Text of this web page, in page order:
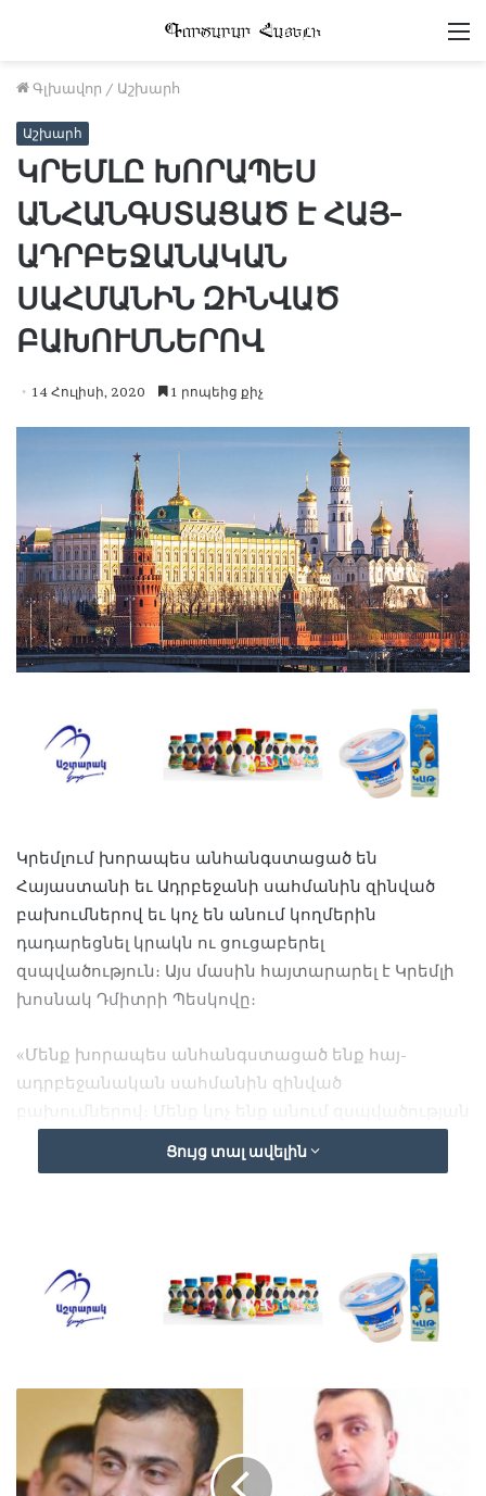
Գլխավոր / Աշխարհ
Աշխարհ
ԿՐԵՄԼԸ ԽՈՐԱՊԵՍ
ԱՆՀԱՆԳՍՏԱՑԱԾ Է ՀԱՅ-
ԱԴՐԲԵՋԱՆԱԿԱՆ
ՍԱՀՄԱՆԻՆ ԶԻՆՎԱԾ
ԲԱԽՈՒՄՆԵՐՈՎ
14 Հուլիսի, 2020 1 րոպեից քիչ
Կրեմլում խորապես անհանգստացած են
Հայաստանի եւ Ադրբեջանի սահմանին զինված
բախումներով եւ կոչ են անում կողմերին
դադարեցնել կրակն ու ցուցաբերել
զսպվածություն։ Այս մասին հայտարարել է Կրեմլի
խոսնակ Դմիտրի Պեսկովը։
«Մենք խորապես անհանգստացած ենք հայ-
ադրբեջանական սահմանին զինված
բախումներով։ Մենք կոչ ենք անում զսպվածության
պարտավորությունների կատարման»,- ասել է
Նա նաեւ հավելել է, որ Ռուսաստանը պատրաստ է
գործադրել միջնորդական ջանքեր կարգավորման
համար, որպես Մինսկի խմբի համանախագահ։
Բաքվում իր պաշտոնակիցների հետ եւ կրկին կոչ
են անում ցուցաբերել զսպվածություն։
Ցույց տալ ավելին